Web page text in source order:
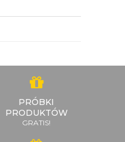
PRÓBKI
PRODUKTÓW
GRATIS!